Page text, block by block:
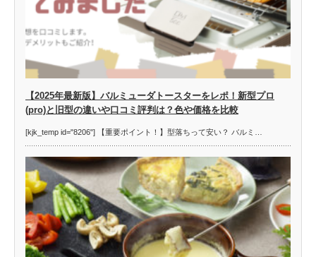
【2025年最新版】バルミューダトースターをレポ！新型プロ
(pro)と旧型の違いや口コミ評判は？色や価格を比較
[kjk_temp id="8206"] 【重要ポイント！】型落ちって安い？ バルミ…